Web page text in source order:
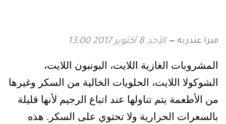
ميرا عبدربه الأحد 8 أكتوبر 2017 13:00
المشروبات الغازية اللايت، البونبون اللايت،
الشوكولا اللايت، الحلويات الخالية من السكر وغيرها
من الأطعمة يتم تناولها عند اتباع الرجيم لأنها قليلة
بالسعرات الحرارية ولا تحتوي على السكر. هذه